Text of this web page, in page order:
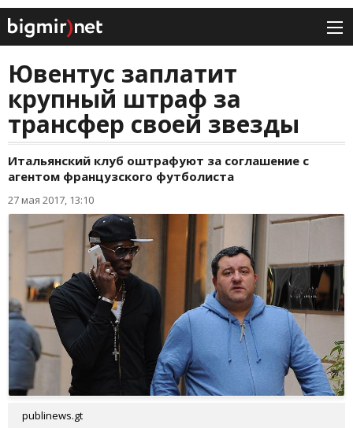
Ювентус заплатит
крупный штраф за
трансфер своей звезды
Итальянский клуб оштрафуют за соглашение с
агентом французского футболиста
27 мая 2017, 13:10
publinews.gt